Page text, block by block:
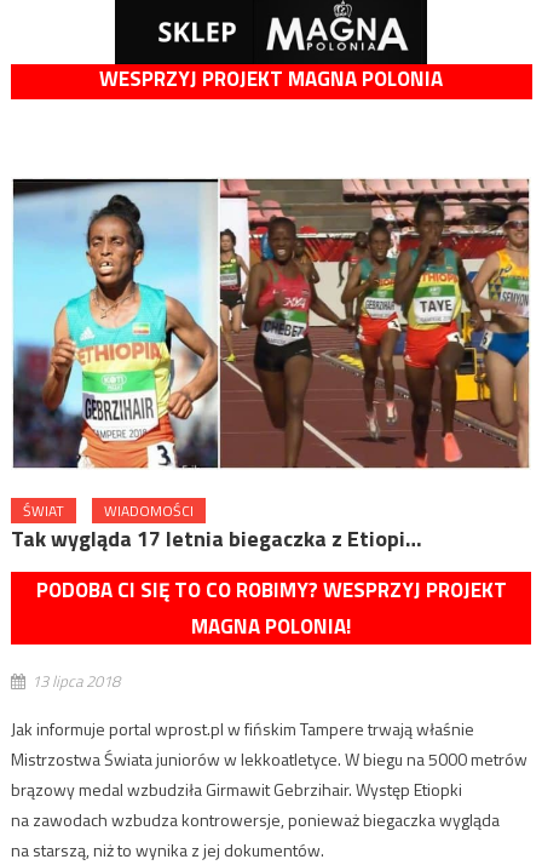
WESPRZYJ PROJEKT MAGNA POLONIA
ŚWIAT WIADOMOŚCI
Tak wygląda 17 letnia biegaczka z Etiopi…
PODOBA CI SIĘ TO CO ROBIMY? WESPRZYJ PROJEKT
MAGNA POLONIA!
13 lipca 2018
Jak informuje portal wprost.pl w fińskim Tampere trwają właśnie
Mistrzostwa Świata juniorów w lekkoatletyce. W biegu na 5000 metrów
brązowy medal wzbudziła Girmawit Gebrzihair. Występ Etiopki
na zawodach wzbudza kontrowersje, ponieważ biegaczka wygląda
na starszą, niż to wynika z jej dokumentów.